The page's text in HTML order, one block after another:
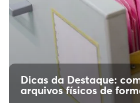
Saiba como
Dicas da Destaque:
arquivos físicos de